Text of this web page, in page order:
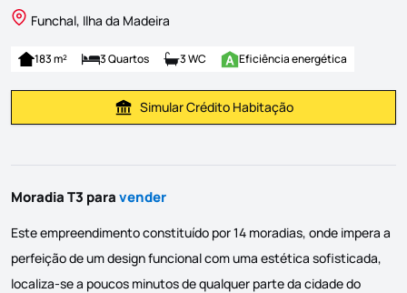
Funchal, Ilha da Madeira
183 m² 3 Quartos 3 WC Eficiência energética
Simular Prestação
Simular Crédito Habitação
Moradia T3 paravender
Este empreendimento constituído por 14 moradias, onde impera a
perfeição de um design funcional com uma estética sofisticada,
localiza-se a poucos minutos de qualquer parte da cidade do